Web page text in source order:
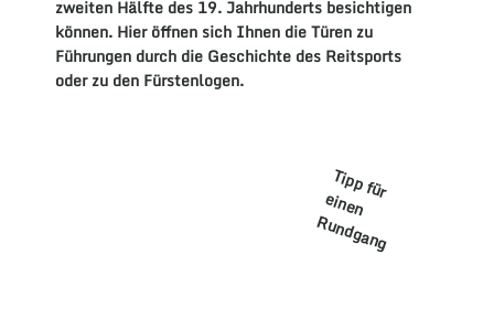
T
ip
p
fü
r
e
in
e
n
R
u
n
d
g
a
n
g
zweiten Hälfte des 19. Jahrhunderts besichtigen
können. Hier öffnen sich Ihnen dieTüren zu
Führungen durch die Geschichte des Reitsports
oder zu den Fürstenlogen.